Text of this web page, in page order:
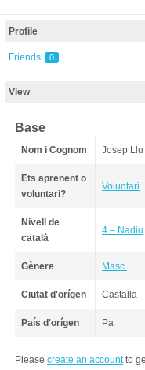
Profile
Friends 0
View
Base
Nom i Cognom Josep Llu
Ets aprenent o
voluntari?
Voluntari
Nivell de
català
4 – Nadiu
Gènere Masc.
Ciutat d'orígen Castalla
País d'orígen Pa
Please create an accountto